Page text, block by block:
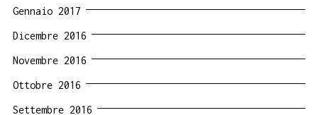
Gennaio 2017
Dicembre 2016
Novembre 2016
Ottobre 2016
Settembre 2016